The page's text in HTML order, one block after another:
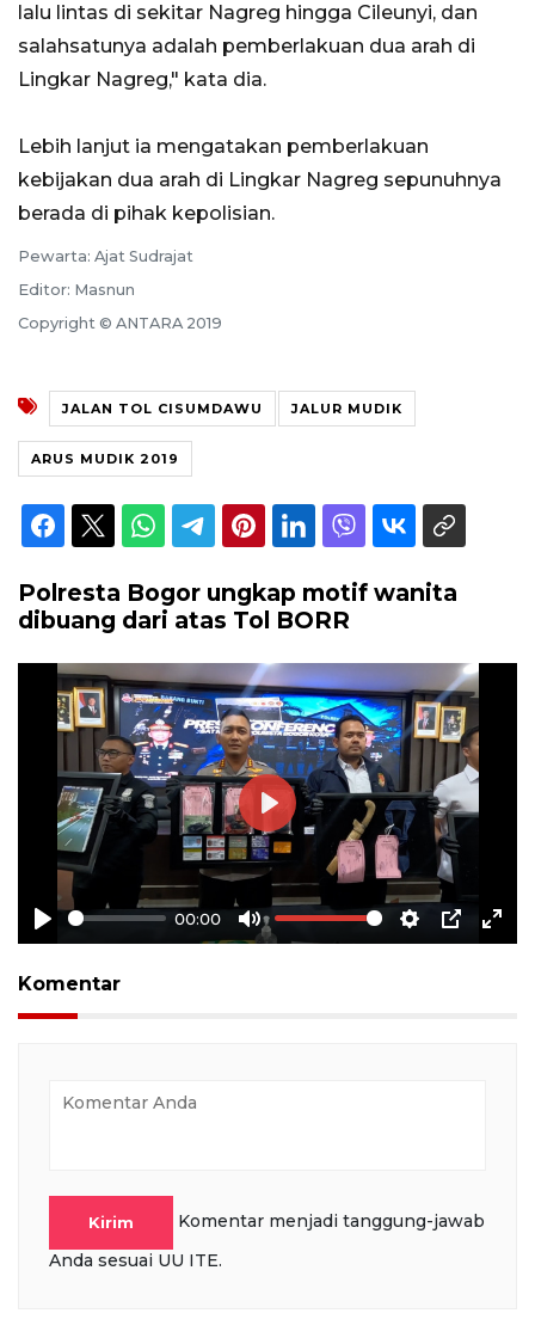
lalu lintas di sekitar Nagreg hingga Cileunyi, dan
salahsatunya adalah pemberlakuan dua arah di
Lingkar Nagreg," kata dia.
Lebih lanjut ia mengatakan pemberlakuan
kebijakan dua arah di Lingkar Nagreg sepunuhnya
berada di pihak kepolisian.
Pewarta: Ajat Sudrajat
Editor: Masnun
Copyright © ANTARA 2019
JALAN TOL CISUMDAWU JALUR MUDIK
ARUS MUDIK 2019
Polresta Bogor ungkap motif wanita
dibuang dari atas Tol BORR
Play
00:00
Mute Settings
PIP
Play
Komentar
Kirim
Komentar menjadi tanggung-jawab
Anda sesuai UU ITE.